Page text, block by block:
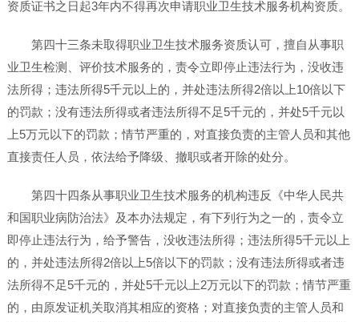
资质证书之日起3年内不得再次申请职业卫生技术服务机构资质。
第四十三条未取得职业卫生技术服务资质认可，擅自从事职
业卫生检测、评价技术服务的，责令立即停止违法行为，没收违
法所得；违法所得5千元以上的，并处违法所得2倍以上10倍以下
的罚款；没有违法所得或者违法所得不足5千元的，并处5千元以
上5万元以下的罚款；情节严重的，对直接负责的主管人员和其他
直接责任人员，依法给予降级、撤职或者开除的处分。
第四十四条从事职业卫生技术服务的机构违反《中华人民共
和国职业病防治法》及本办法规定，有下列行为之一的，责令立
即停止违法行为，给予警告，没收违法所得；违法所得5千元以上
的，并处违法所得2倍以上5倍以下的罚款；没有违法所得或者违
法所得不足5千元的，并处5千元以上2万元以下的罚款；情节严重
的，由原发证机关取消其相应的资格；对直接负责的主管人员和